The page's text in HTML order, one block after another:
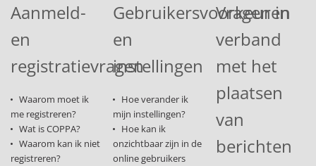
Aanmeld-
en
registratievragen
Waarom moet ik
me registreren?
Wat is COPPA?
Waarom kan ik niet
registreren?
Gebruikersvoorkeuren
en
instellingen
Hoe verander ik
mijn instellingen?
Hoe kan ik
onzichtbaar zijn in de
online gebruikers
Vragen in
verband
met het
plaatsen
van
berichten